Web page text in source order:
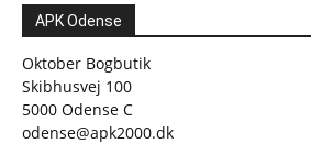
APK Odense
Oktober Bogbutik
Skibhusvej 100
5000 Odense C
odense@apk2000.dk